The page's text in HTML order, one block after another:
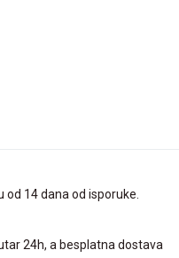
14 dana od isporuke.
24h, a besplatna dostava